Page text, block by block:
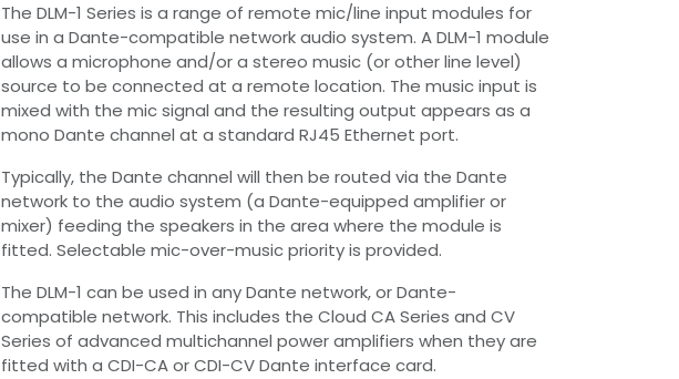
The DLM-1 Series is a range of remote mic/line input modules for
use in a Dante-compatible network audio system. A DLM-1 module
allows a microphone and/or a stereo music (or other line level)
source to be connected at a remote location. The music input is
mixed with the mic signal and the resulting output appears as a
mono Dante channel at a standard RJ45 Ethernet port.
Typically, the Dante channel will then be routed via the Dante
network to the audio system (a Dante-equipped amplifier or
mixer) feeding the speakers in the area where the module is
fitted. Selectable mic-over-music priority is provided.
The DLM-1 can be used in any Dante network, or Dante-
compatible network. This includes the Cloud CA Series and CV
Series of advanced multichannel power amplifiers when they are
fitted with a CDI-CA or CDI-CV Dante interface card.